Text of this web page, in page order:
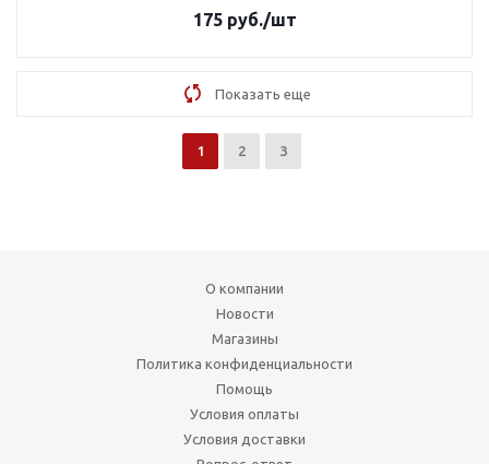
175 руб./шт
Показать еще
1 2 3
О компании
Новости
Магазины
Политика конфиденциальности
Помощь
Условия оплаты
Условия доставки